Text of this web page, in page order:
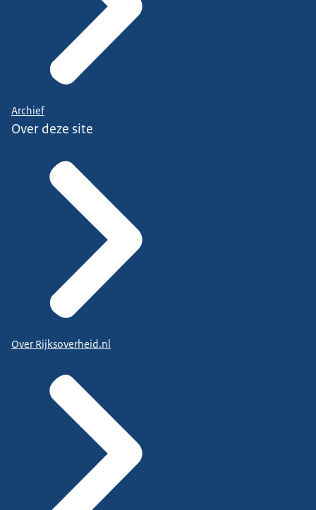
Archief
Over deze site
Over Rijksoverheid.nl